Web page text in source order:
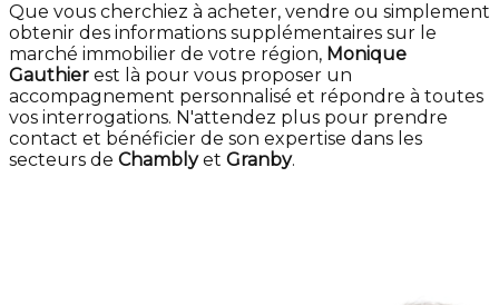
Que vous cherchiez à acheter, vendre ou simplement
obtenir des informations supplémentaires sur le
marché immobilier de votre région, Monique
Gauthier est là pour vous proposer un
accompagnement personnalisé et répondre à toutes
vos interrogations. N'attendez plus pour prendre
contact et bénéficier de son expertise dans les
secteurs de Chamblyet Granby.